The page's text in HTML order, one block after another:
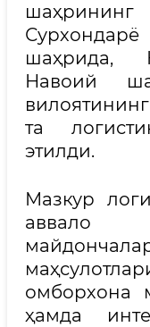
шаҳрида,
Навоий
та
этилди.
Мазкур
аввало
омборхона
ҳамда